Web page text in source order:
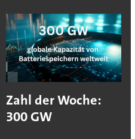
Zahl der Woche:
300 GW